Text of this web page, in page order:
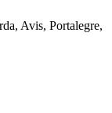
Avis, Portalegre,